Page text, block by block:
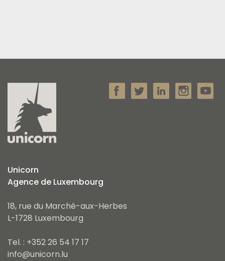
Unicorn
Agence de Luxembourg
18, rue du Marché-aux-Herbes
L-1728 Luxembourg
Tel. : +352 26 54 17 17
info@unicorn.lu